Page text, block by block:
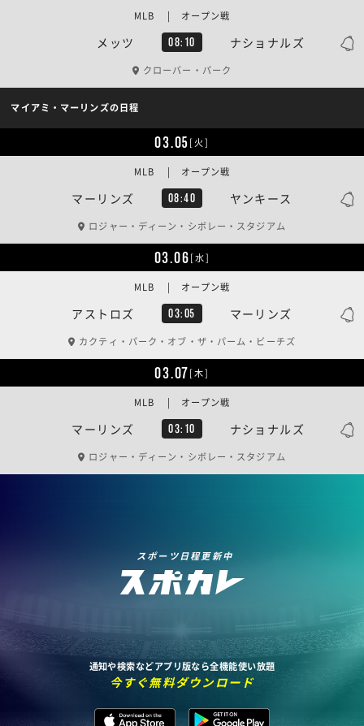
メッツ 08:10 ナショナルズ
MLB | オープン戦
クローバー・パーク
マイアミ・マーリンズの日程
03.05[火]
マーリンズ 08:40 ヤンキース
MLB | オープン戦
ロジャー・ディーン・シボレー・スタジアム
03.06[水]
アストロズ 03:05 マーリンズ
MLB | オープン戦
カクティ・パーク・オブ・ザ・パーム・ビーチズ
03.07[木]
マーリンズ 03:10 ナショナルズ
MLB | オープン戦
ロジャー・ディーン・シボレー・スタジアム
スポーツ日程更新中
通知や検索などアプリ版なら全機能使い放題
今すぐ無料ダウンロード